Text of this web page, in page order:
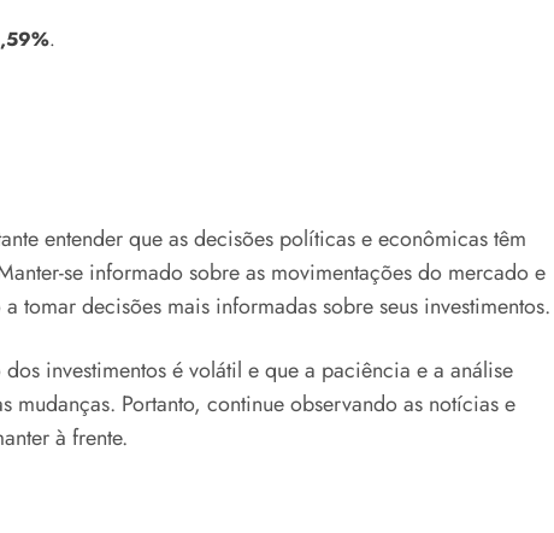
.
entender que as decisões políticas e econômicas têm
se informado sobre as movimentações do mercado e
tomar decisões mais informadas sobre seus investimentos.
investimentos é volátil e que a paciência e a análise
mudanças. Portanto, continue observando as notícias e
à frente.